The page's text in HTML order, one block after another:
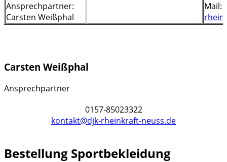
Ansprechpartner:
Carsten Weißphal
Mail:
Carsten Weißphal
Ansprechpartner
0157-85023322
kontakt@djk-rheinkraft-neuss.de
Bestellung Sportbekleidung